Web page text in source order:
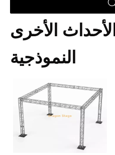
الأخرى
النموذجية